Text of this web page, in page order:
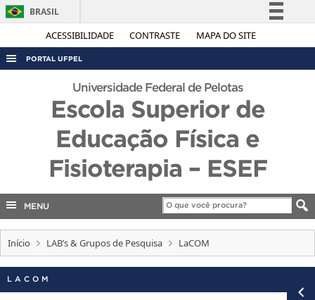
ACESSIBILIDADE CONTRASTE MAPA DO SITE
BRASIL
Simplifique!
Acesso à informação
Legislação
Canais
PORTAL UFPEL
ACESSO À INFORMAÇÃO
AUDITORIA
COBALTO
EDITAIS
INTERNACIONAL
Universidade Federal de Pelotas
Escola Superior de
Educação Física e
Fisioterapia – ESEF
MENU
Início LAB’s & Grupos de Pesquisa LaCOM
LACOM